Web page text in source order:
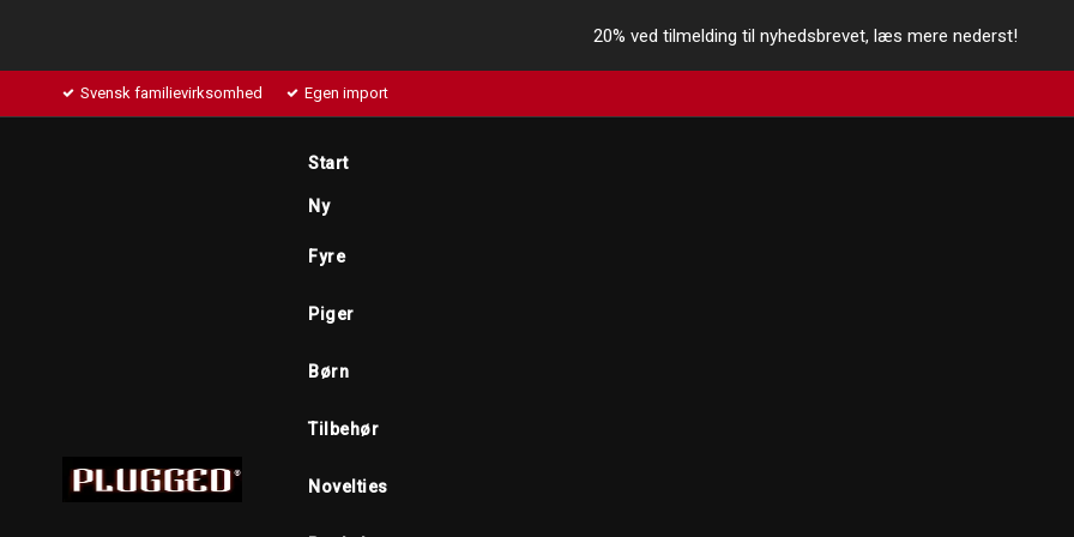
20% ved tilmelding til nyhedsbrevet, læs mere nederst!
Svensk familievirksomhed Egen import
Start
Ny
Fyre
Piger
Børn
Tilbehør
Novelties